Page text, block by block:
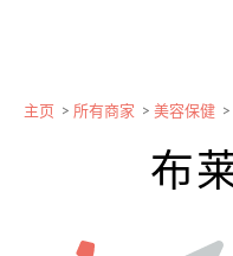
主页 > 所有商家 > 美容保健 >
布